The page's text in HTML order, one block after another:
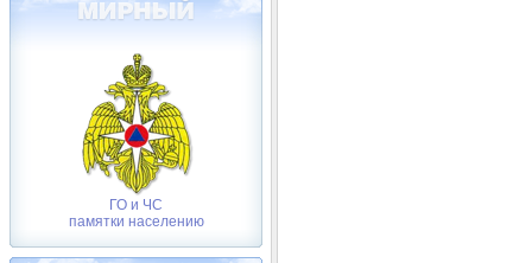
ГО и ЧС
памятки населению